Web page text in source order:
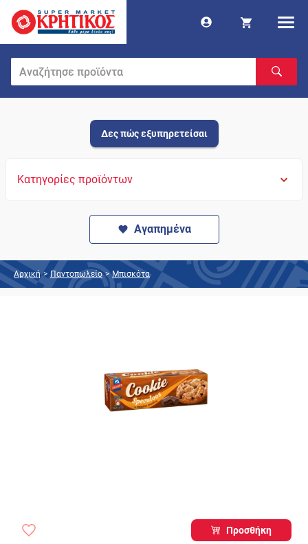
Δες πώς εξυπηρετείσαι
Κατηγορίες προϊόντων
Αγαπημένα
Αρχική > Παντοπωλείο > Μπισκότα
Προσθήκη